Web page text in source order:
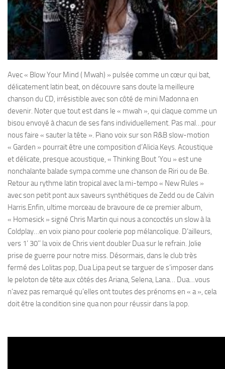
Avec « Blow Your Mind ( Mwah) » pulsée comme un cœur qui bat,
délicatement latin beat, on découvre sans doute la meilleure
chanson du CD, irrésistible avec son côté de mini Madonna en
devenir. Noter que tout est dans le « mwah », qui claque comme un
bisou envoyé à chacun de ses fans individuellement. Pas mal…pour
nous faire « sauter la tête ». Piano voix sur son R&B slow-motion
« Garden » pourrait être une composition d’Alicia Keys. Acoustique
et délicate, presque acoustique, « Thinking Bout ‘You » est une
nonchalante balade sympa comme une chanson de Riri ou de Be.
Retour au rythme latin tropical avec la mi-tempo « New Rules »
avec son petit pont aux saveurs synthétiques de Zedd ou de Calvin
Harris.Enfin, ultime morceau de bravoure de ce premier album,
« Homesick » signé Chris Martin qui nous a concoctés un slow à la
Coldplay…en voix piano pour coolerie pop mélancolique. D’ailleurs,
vers 1’ 30’’ la voix de Chris vient doubler Dua sur le refrain. Jolie
prise de guerre pour notre miss. Désormais, dans le club très
fermé des Lolitas pop, Dua Lipa peut se targuer de s’imposer dans
le peloton de tête aux côtés des Ariana, Selena, Lana… Dua…vous
n’avez pas remarqué qu’elles ont toutes des prénoms en « a », cela
doit être la condition sine qua non pour réussir dans la pop.